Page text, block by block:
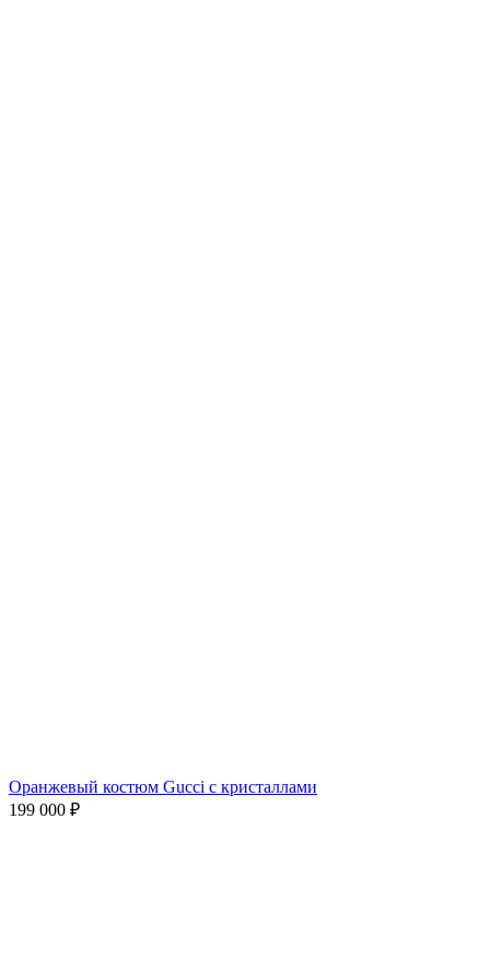
Оранжевый костюм Gucci с кристаллами
199 000 ₽